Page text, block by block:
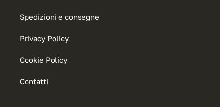
Spedizioni e consegne
Privacy Policy
Cookie Policy
Contatti